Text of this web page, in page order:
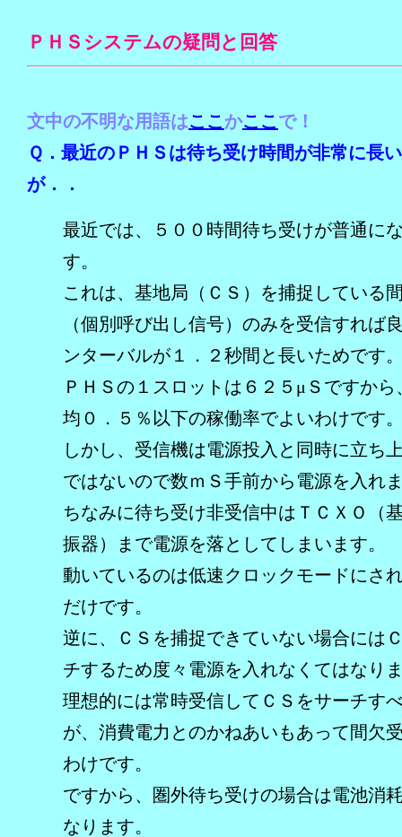
ＰＨＳシステムの疑問と回答
文中の不明な用語はここかここで！
Ｑ．最近のＰＨＳは待ち受け時間が非常に長
が．．
最近では、５００時間待ち受けが普通に
す。
これは、基地局（ＣＳ）を捕捉している
（個別呼び出し信号）のみを受信すれば
ンターバルが１．２秒間と長いためです
ＰＨＳの１スロットは６２５μＳですから
均０．５％以下の稼働率でよいわけです
しかし、受信機は電源投入と同時に立ち
ではないので数ｍＳ手前から電源を入れ
ちなみに待ち受け非受信中はＴＣＸＯ（
振器）まで電源を落としてしまいます。
動いているのは低速クロックモードにさ
だけです。
逆に、ＣＳを捕捉できていない場合には
チするため度々電源を入れなくてはなり
理想的には常時受信してＣＳをサーチす
が、消費電力とのかねあいもあって間欠
わけです。
ですから、圏外待ち受けの場合は電池消
なります。